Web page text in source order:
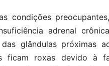
condições
adrenal
glândulas próximas
ficam roxas devido à